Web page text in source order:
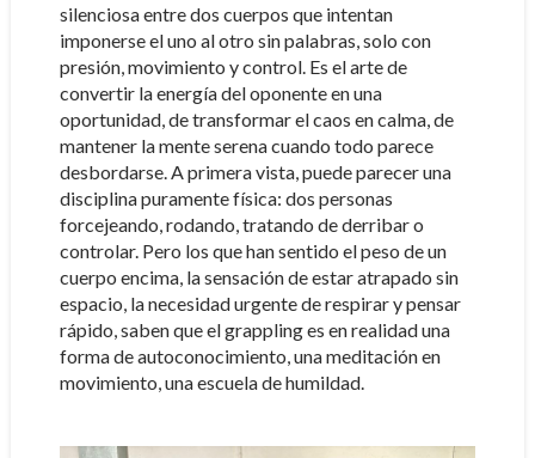
silenciosa entre dos cuerpos que intentan
imponerse el uno al otro sin palabras, solo con
presión, movimiento y control. Es el arte de
convertir la energía del oponente en una
oportunidad, de transformar el caos en calma, de
mantener la mente serena cuando todo parece
desbordarse. A primera vista, puede parecer una
disciplina puramente física: dos personas
forcejeando, rodando, tratando de derribar o
controlar. Pero los que han sentido el peso de un
cuerpo encima, la sensación de estar atrapado sin
espacio, la necesidad urgente de respirar y pensar
rápido, saben que el grappling es en realidad una
forma de autoconocimiento, una meditación en
movimiento, una escuela de humildad.